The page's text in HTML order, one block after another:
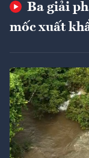
Ba giải
mốc xuất